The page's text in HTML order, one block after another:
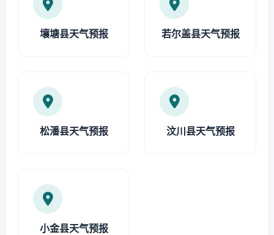
壤塘县天气预报 若尔盖县天气预报
松潘县天气预报 汶川县天气预报
小金县天气预报